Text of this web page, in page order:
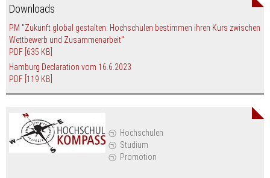
Hochschulen
Studium
Promotion
Downloads
PM "Zukunft global gestalten: Hochschulen bestimmen ihren Kurs zwischen
Wettbewerb und Zusammenarbeit"
PDF [635 KB]
Hamburg Declaration vom 16.6.2023
PDF [119 KB]